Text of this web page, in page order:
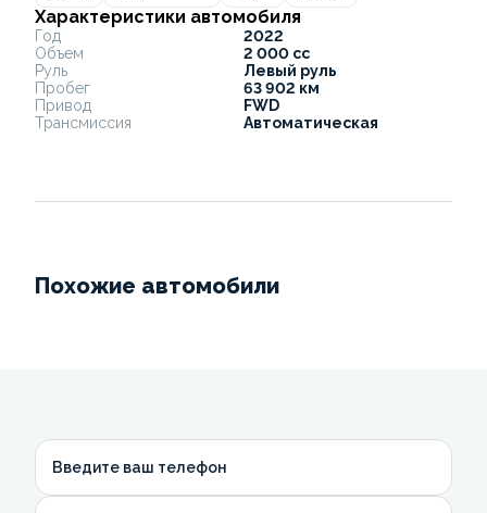
Характеристики автомобиля
Год
2022
Объем
2 000 cc
Руль
Левый руль
Пробег
63 902 км
Привод
FWD
Трансмиссия
Автоматическая
Похожие автомобили
Введите ваш телефон